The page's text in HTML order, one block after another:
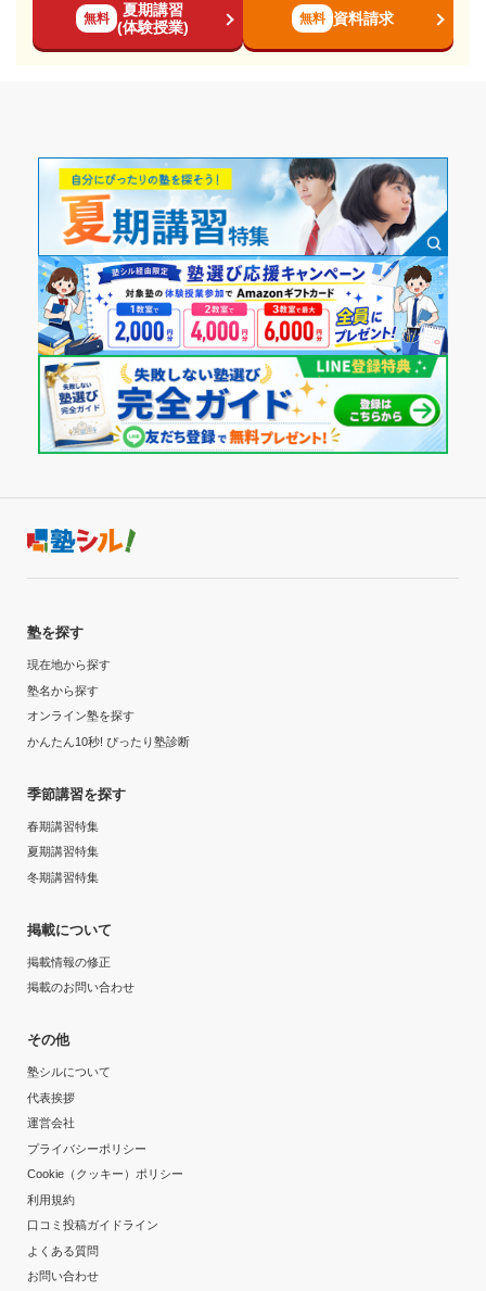
無料
夏期講習
(体験授業)
無料 資料請求
塾を探す
現在地から探す
塾名から探す
オンライン塾を探す
かんたん10秒! ぴったり塾診断
季節講習を探す
春期講習特集
夏期講習特集
冬期講習特集
掲載について
掲載情報の修正
掲載のお問い合わせ
その他
塾シルについて
代表挨拶
運営会社
プライバシーポリシー
Cookie（クッキー）ポリシー
利用規約
口コミ投稿ガイドライン
よくある質問
お問い合わせ